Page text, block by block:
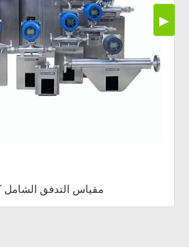
مقياس التدفق الشامل
▶